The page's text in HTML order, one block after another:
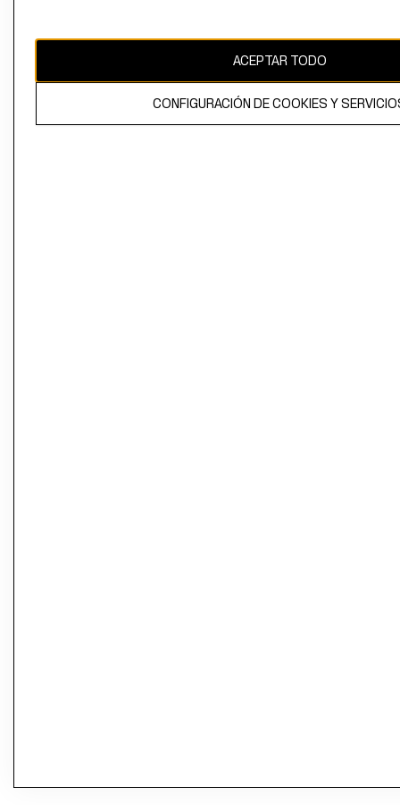
CAMBIAR REGIÓN
ACEPTAR TODO
CONFIGURACIÓN DE COOKIES Y